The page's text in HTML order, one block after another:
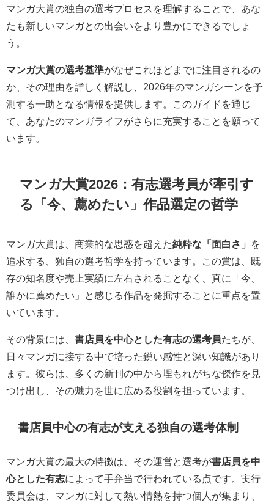
マンガ大賞の独自の選考プロセスを理解することで、あな
たも新しいマンガとの出会いをより豊かにできるでしょ
う。
マンガ大賞の選考基準がなぜこれほどまでに注目されるの
か、その理由を詳しく解説し、2026年のマンガシーンを予
測する一助となる情報を提供します。このガイドを通じ
て、あなたのマンガライフがさらに充実することを願って
います。
マンガ大賞2026：有志選考員が牽引す
る「今、薦めたい」作品選定の哲学
マンガ大賞は、商業的な思惑を超えた純粋な「面白さ」
を
追求する、独自の選考哲学を持っています。この賞は、既
存の知名度や売上実績に左右されることなく、真に「今、
誰かに薦めたい」と感じる作品を発掘することに重点を置
いています。
その背景には、 書店員を中心とした有志の選考員たちが、
日々マンガに接する中で培った鋭い感性と深い知識があり
ます。彼らは、多くの新刊の中から埋もれがちな傑作を見
つけ出し、その魅力を世に広める役割を担っています。
書店員中心の有志が支える独自の選考体制
マンガ大賞の最大の特徴は、その運営と選考が書店員を中
心とした有志によって手弁当で行われている点です。実行
委員会は、マンガに対して熱い情熱を持つ個人が集まり、